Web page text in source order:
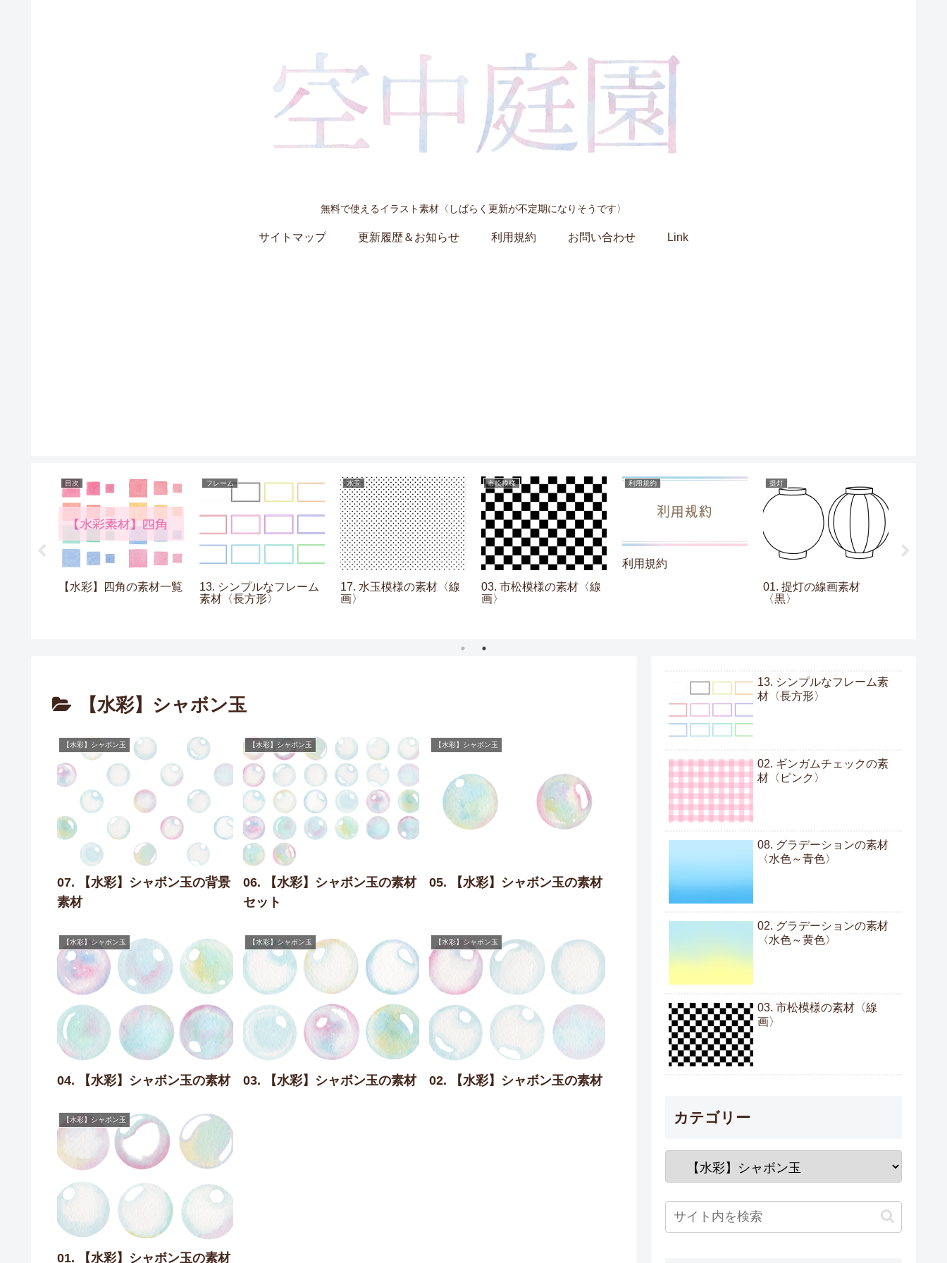
無料で使えるイラスト素材〈しばらく更新が不定期になりそうです〉
サイトマップ 更新履歴＆お知らせ 利用規約 お問い合わせ Link
目次
【水彩】四角の素材一覧
フレーム
13. シンプルなフレーム
素材〈長方形〉
水玉
17. 水玉模様の素材〈線
画〉
市松模様
03. 市松模様の素材〈線
画〉
利用規約
利用規約
提灯
01. 提灯の線画素材
〈黒〉
【水彩】シャボン玉
【水彩】シャボン玉
07. 【水彩】シャボン玉の背景
素材
【水彩】シャボン玉
06. 【水彩】シャボン玉の素材
セット
【水彩】シャボン玉
05. 【水彩】シャボン玉の素材
【水彩】シャボン玉
04. 【水彩】シャボン玉の素材
【水彩】シャボン玉
03. 【水彩】シャボン玉の素材
【水彩】シャボン玉
02. 【水彩】シャボン玉の素材
【水彩】シャボン玉
01. 【水彩】シャボン玉の素材
13. シンプルなフレーム素
材〈長方形〉
02. ギンガムチェックの素
材〈ピンク〉
08. グラデーションの素材
〈水色～青色〉
02. グラデーションの素材
〈水色～黄色〉
03. 市松模様の素材〈線
画〉
カテゴリー